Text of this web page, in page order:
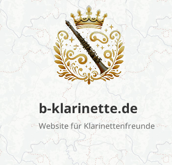
b-klarinette.de
Website für Klarinettenfreunde